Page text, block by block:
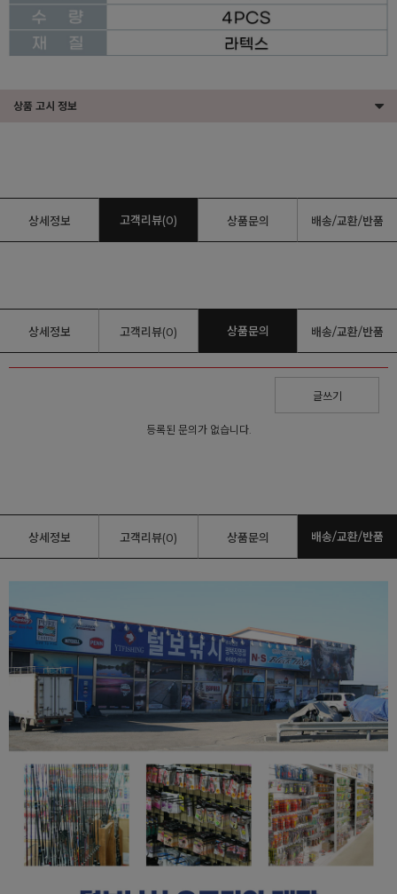
상품 고시 정보
상세정보 고객리뷰(0) 상품문의 배송/교환/반품
상세정보 고객리뷰(0) 상품문의 배송/교환/반품
글쓰기
등록된 문의가 없습니다.
상세정보 고객리뷰(0) 상품문의 배송/교환/반품